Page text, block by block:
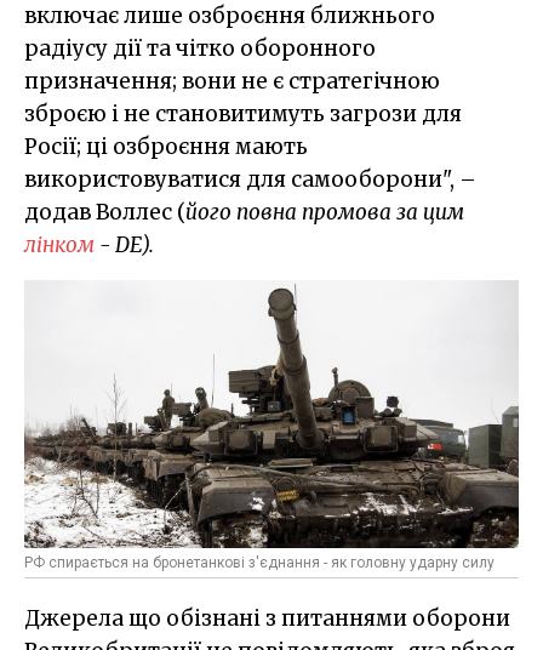
включає лише озброєння ближнього
радіусу дії та чітко оборонного
призначення; вони не є стратегічною
зброєю і не становитимуть загрози для
Росії; ці озброєння мають
використовуватися для самооборони", –
додав Воллес (його повна промова за цим
лінком - DE).
РФ спирається на бронетанкові з'єднання - як головну ударну силу
Джерела що обізнані з питаннями оборони